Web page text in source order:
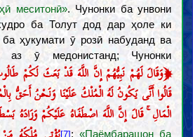
меситонӣ». Чунонки ба унвони
ба Толут дод дар ҳоле ки
ҳукумати ӯ розӣ набуданд ва
аз ӯ медонистанд; Чунонки
﴿وَقَالَ لَهُمْ نَبِيُّهُمْ إِنَّ اللَّهَ قَدْ بَعَثَ لَكُمْ
قَالُوا أَنَّى يَكُونُ لَهُ الْمُلْكُ عَلَيْنَا وَنَحْنُ أَحَقُّ
الْمَالِ ۚ قَالَ إِنَّ اللَّهَ اصْطَفَاهُ عَلَيْكُمْ وَزَادَهُ
[7] ;«Паёмбарашон ба